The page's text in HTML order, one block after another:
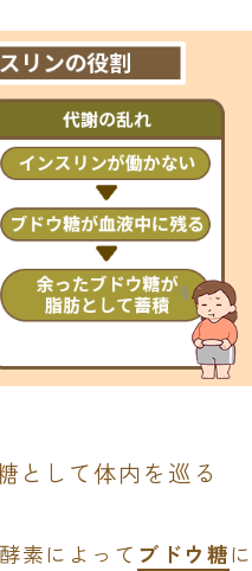
として体内を巡る
素によって ブドウ糖に